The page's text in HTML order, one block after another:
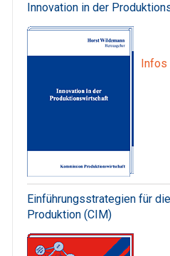
Innovation in der
Infos
Einführungsstrategien für
Produktion (CIM)